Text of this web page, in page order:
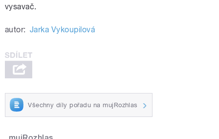
vysavač.
autor: Jarka Vykoupilová
Všechny díly pořadu na mujRozhlas